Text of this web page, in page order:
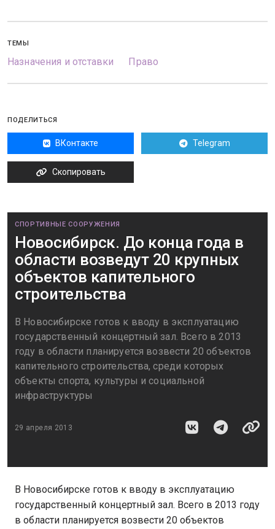
ТЕМЫ
Назначения и отставки Право
ПОДЕЛИТЬСЯ
ВКонтакте Telegram
Скопировать
СПОРТИВНЫЕ СООРУЖЕНИЯ
Новосибирск. До конца года в
области возведут 20 крупных
объектов капительного
строительства
В Новосибирске готов к вводу в эксплуатацию
государственный концертный зал. Всего в 2013
году в области планируется возвести 20 объектов
капительного строительства, среди которых
объекты спорта, культуры и социальной
инфраструктуры
29 апреля 2013
В Новосибирске готов к вводу в эксплуатацию
государственный концертный зал. Всего в 2013 году
в области планируется возвести 20 объектов